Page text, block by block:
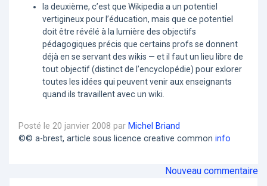
la deuxième, c’est que Wikipedia a un potentiel
vertigineux pour l’éducation, mais que ce potentiel
doit être révélé à la lumière des objectifs
pédagogiques précis que certains profs se donnent
déjà en se servant des wikis — et il faut un lieu libre de
tout objectif (distinct de l’encyclopédie) pour exlorer
toutes les idées qui peuvent venir aux enseignants
quand ils travaillent avec un wiki.
Posté le 20 janvier 2008 par Michel Briand
©© a-brest, article sous licence creative common info
Nouveau commentaire